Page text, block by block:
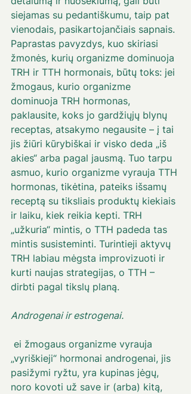
siejamas su pedantiškumu, taip pat
vienodais, pasikartojančiais sapnais.
Paprastas pavyzdys, kuo skiriasi
žmonės, kurių organizme dominuoja
TRH ir TTH hormonais, būtų toks: jei
žmogaus, kurio organizme
dominuoja TRH hormonas,
paklausite, koks jo gardžiųjų blynų
receptas, atsakymo negausite – į tai
jis žiūri kūrybiškai ir visko deda „iš
akies“ arba pagal jausmą. Tuo tarpu
asmuo, kurio organizme vyrauja TTH
hormonas, tikėtina, pateiks išsamų
receptą su tiksliais produktų kiekiais
ir laiku, kiek reikia kepti. TRH
„užkuria“ mintis, o TTH padeda tas
mintis susisteminti. Turintieji aktyvų
TRH labiau mėgsta improvizuoti ir
kurti naujas strategijas, o TTH –
dirbti pagal tikslų planą.
Androgenai ir estrogenai.
ei žmogaus organizme vyrauja
„vyriškieji“ hormonai androgenai, jis
pasižymi ryžtu, yra kupinas jėgų,
noro kovoti už save ir (arba) kitą,